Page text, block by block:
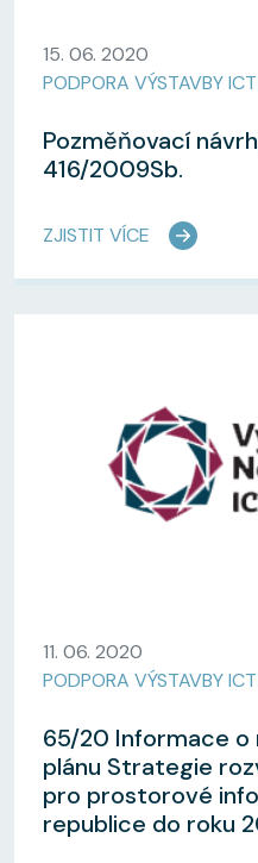
15. 06. 2020
PODPORA VÝSTAVBY
Pozměňovací
416/2009Sb.
ZJISTIT VÍCE
11. 06. 2020
PODPORA VÝSTAVBY
65/20 Informace o
plánu Strategie
pro prostorové
republice do roku